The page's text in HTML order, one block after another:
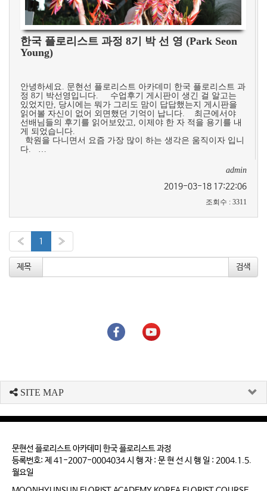
한국 플로리스트 과정 8기 박 선 영 (Park Seon
Young)
안녕하세요. 문현선 플로리스트 아카데미 한국 플로리스트 과
정 8기 박선영입니다. 수업후기 게시판이 생긴 걸 알고는
있었지만, 당시에는 뭐가 그리도 맘이 답답했는지 게시판을
읽어볼 자신이 없어 외면했던 기억이 납니다. 최근에서야
선배님들의 후기를 읽어보았고, 이제야 한 자 적을 용기를 내
게 되었습니다.
학원을 다니면서 요즘 가장 많이 하는 생각은 움직이자 입니
다. …
admin
2019-03-18 17:22:06
조회수 : 3311
« 1 »
제목
SITE MAP
문현선 플로리스트 아카데미 한국 플로리스트 과정
등록번호: 제 41-2007-0004034 시 행 자 : 문 현 선 시 행 일 : 2004.1.5.
월요일